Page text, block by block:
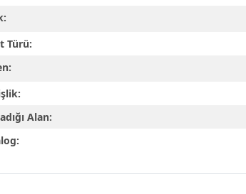
Türü:
Alan: